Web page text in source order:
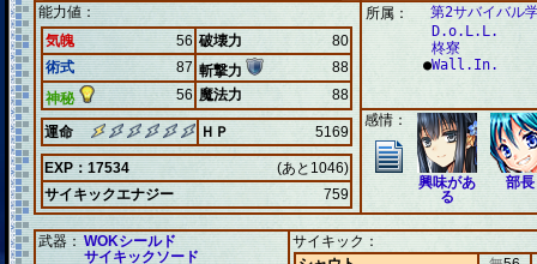
能力値：
気魄
56 破壊力
80
術式
87 斬撃力
88
神秘
56 魔法力 88
運命 ＨＰ 5169
EXP：17534
(あと1046)
サイキックエナジー
759
所属：
第2サバイバル
D.o.L.L.
柊寮
●Wall.In.
感情：
興味があ
る
部長
武器： WOKシールド
サイキックソード
サイキック：